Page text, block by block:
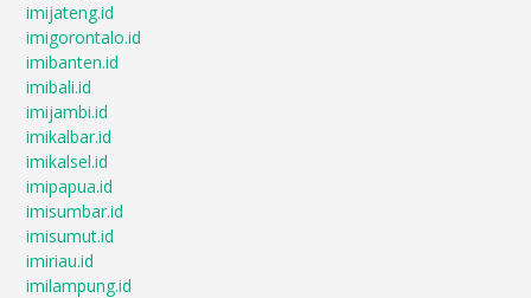
imijateng.id
imigorontalo.id
imibanten.id
imibali.id
imijambi.id
imikalbar.id
imikalsel.id
imipapua.id
imisumbar.id
imisumut.id
imiriau.id
imilampung.id